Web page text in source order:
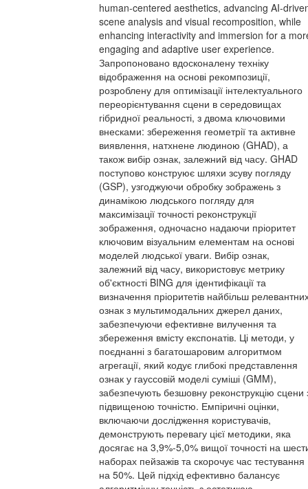
human-centered aesthetics, advancing AI-
scene analysis and visual recomposition, while
enhancing interactivity and immersion for a
engaging and adaptive user experience.
Запропоновано вдосконалену техніку
відображення на основі рекомпозиції,
розроблену для оптимізації інтелектуального
переорієнтування сцени в середовищах
гібридної реальності, з двома ключовими
внесками: збереження геометрії та активне
виявлення, натхнене людиною (GHAD), а
також вибір ознак, залежний від часу. GHAD
поступово конструює шляхи зсуву погляду
(GSP), узгоджуючи обробку зображень з
динамікою людського погляду для
максимізації точності реконструкції
зображення, одночасно надаючи пріоритет
ключовим візуальним елементам на основі
моделей людської уваги. Вибір ознак,
залежний від часу, використовує метрику
об'єктності BING для ідентифікації та
визначення пріоритетів найбільш
ознак з мультимодальних джерел даних,
забезпечуючи ефективне вилучення та
збереження вмісту експонатів. Ці методи, у
поєднанні з багатошаровим алгоритмом
агрегації, який кодує глибокі представлення
ознак у гауссовій моделі суміші (GMM),
забезпечують безшовну реконструкцію сцени
підвищеною точністю. Емпіричні оцінки,
включаючи дослідження користувачів,
демонструють перевагу цієї методики, яка
досягає на 3,9%-5,0% вищої точності на
наборах пейзажів та скорочує час тестування
на 50%. Цей підхід ефективно балансує